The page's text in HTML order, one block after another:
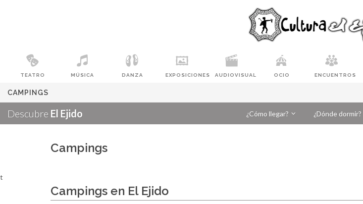
TEATRO MÚSICA DANZA EXPOSICIONES AUDIOVISUAL OCIO ENCUENTROS
CAMPINGS
Descubre El Ejido ¿Cómo llegar? ¿Dónde dormir?
Campings
t
Campings en El Ejido